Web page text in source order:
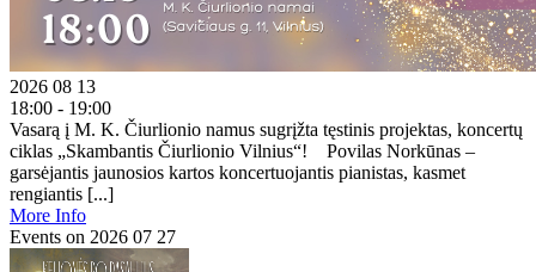
2026 08 13
18:00 - 19:00
Vasarą į M. K. Čiurlionio namus sugrįžta tęstinis projektas, koncertų
ciklas „Skambantis Čiurlionio Vilnius“! Povilas Norkūnas –
garsėjantis jaunosios kartos koncertuojantis pianistas, kasmet
rengiantis [...]
More Info
Events on 2026 07 27